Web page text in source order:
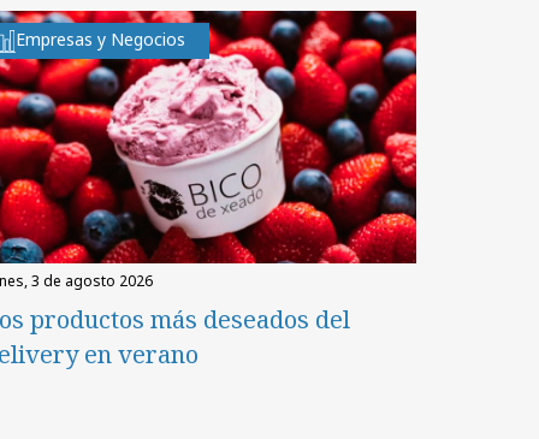
Empresas y Negocios
3 de agosto 2026
productos más deseados del
en verano